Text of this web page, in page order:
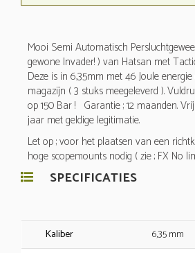
Mooi Semi Automatisch
gewone Invader! ) van Hatsan met
Deze is in 6,35mm met 46 Joule
magazijn ( 3 stuks meegeleverd ).
op 150 Bar ! Garantie ; 12 maanden.
jaar met geldige legitimatie.
Let op ; voor het plaatsen van een
hoge scopemounts nodig ( zie ; FX No
SPECIFICATIES
Kaliber 6,35 mm